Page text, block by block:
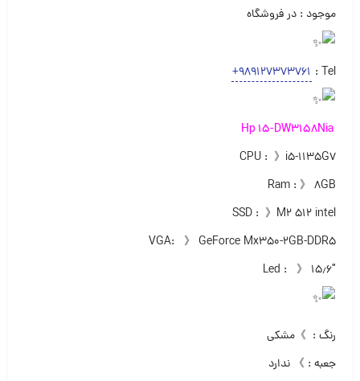
موجود : در فروشگاه
Tel :
+989127373761
CPU : 》i5-1135G7
Ram : 》 ۸GB
SSD : 》M2 512 intel
VGA: 》 GeForce Mx350-2GB-DDR5
Led : 》 ۱۵٫۶″
رنگ : 》مشکی
جعبه : 》 ندارد